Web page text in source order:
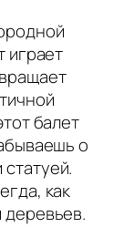
играет
балет
о
как
деревьев.